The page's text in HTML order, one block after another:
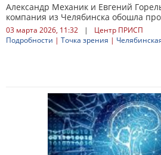
Александр Механик и Евгений
компания из Челябинска обошла
03 марта 2026, 11:32 |
Центр ПРИСП
Подробности | Точка зрения |